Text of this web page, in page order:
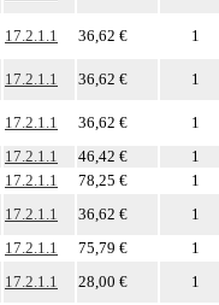
17.2.1.1 36,62 € 1
17.2.1.1 36,62 € 1
17.2.1.1 36,62 € 1
17.2.1.1 46,42 € 1
17.2.1.1 78,25 € 1
17.2.1.1 36,62 € 1
17.2.1.1 75,79 € 1
17.2.1.1 28,00 € 1